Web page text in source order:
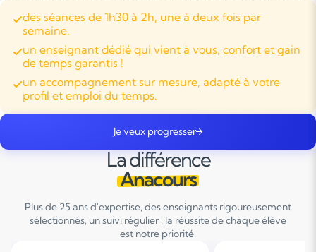
des séances de 1h30 à 2h, une à deux fois par
semaine.
un enseignant dédié qui vient à vous, confort et gain
de temps garantis !
un accompagnement sur mesure, adapté à votre
profil et emploi du temps.
Je veux progresser
La différence
Anacours
Plus de 25 ans d'expertise, des enseignants rigoureusement
sélectionnés, un suivi régulier : la réussite de chaque élève
est notre priorité.